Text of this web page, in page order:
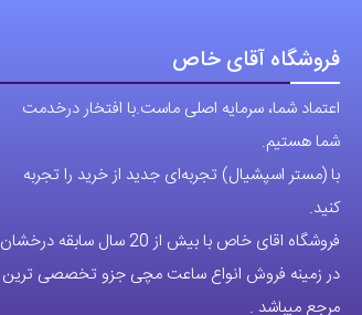
ها
است
صفحه
محصول
فروشگاه آقای خاص
اعتماد شما، سرمایه اصلی ماست.با افتخار درخدمت
شما هستیم.
با (مستر اسپشیال) تجربه‌ای جدید از خرید را تجربه
کنید.
فروشگاه اقای خاص با بیش از 20 سال سابقه درخشان
در زمینه فروش انواع ساعت مچی جزو تخصصی ترین
مرجع میباشد .